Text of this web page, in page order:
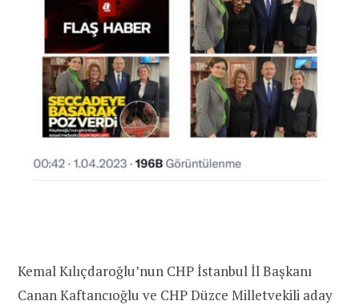
Kemal Kılıçdaroğlu’nun CHP İstanbul İl Başkanı
Canan Kaftancıoğlu ve CHP Düzce Milletvekili aday